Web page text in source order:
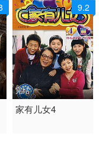
9.2
完结
2007 / 大陆 / 国语
家有儿女4